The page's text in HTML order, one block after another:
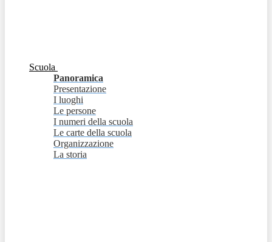
Scuola
Panoramica
Presentazione
I luoghi
Le persone
I numeri della scuola
Le carte della scuola
Organizzazione
La storia